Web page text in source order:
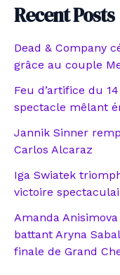
Recent Posts
Dead & Company
grâce au couple
Feu d’artifice du
spectacle mêlant
Jannik Sinner
Carlos Alcaraz
Iga Swiatek
victoire
Amanda
battant Aryna
finale de Grand